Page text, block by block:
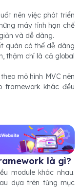
nên việc phát triển
máy tính hạn chế
và dễ dàng.
quán có thể dễ dàng
thậm chí là cả global
mô hình MVC nên
khác đều
là gì?
module khác nhau.
dựa trên từng mục